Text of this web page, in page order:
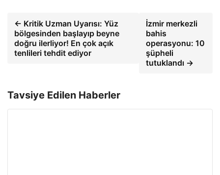
← Kritik Uzman Uyarısı: Yüz
bölgesinden başlayıp beyne
doğru ilerliyor! En çok açık
tenlileri tehdit ediyor
İzmir merkezli
bahis
operasyonu: 10
şüpheli
tutuklandı →
Tavsiye Edilen Haberler